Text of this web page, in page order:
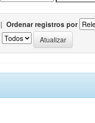
| Ordenar registros por